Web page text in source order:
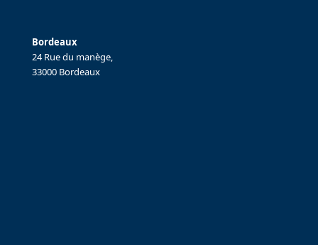
Bordeaux
24 Rue du manège,
33000 Bordeaux